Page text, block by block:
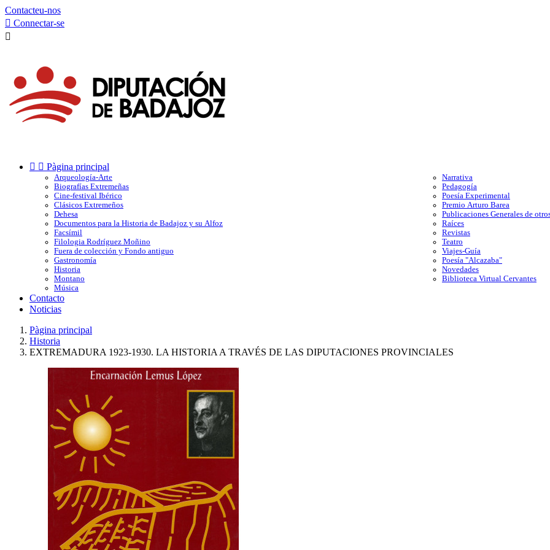
Contacteu-nos
 Connectar-se

  Pàgina principal
Arqueología-Arte
Biografías Extremeñas
Cine-festival Ibérico
Clásicos Extremeños
Dehesa
Documentos para la Historia de Badajoz y su Alfoz
Facsímil
Filologia Rodríguez Moñino
Fuera de colección y Fondo antiguo
Gastronomía
Historia
Montano
Música
Narrativa
Pedagogía
Poesía Experimental
Premio Arturo Barea
Publicaciones Generales de
Raíces
Revistas
Teatro
Viajes-Guía
Poesía "Alcazaba"
Novedades
Biblioteca Virtual Cervantes
Contacto
Noticias
Pàgina principal
Historia
EXTREMADURA 1923-1930. LA HISTORIA A TRAVÉS DE LAS DIPUTACIONES PROVINCIALES